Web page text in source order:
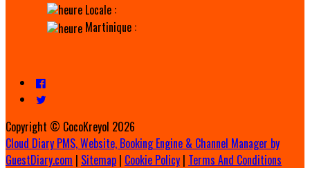
Locale :
Martinique :
Copyright © CocoKreyol 2026
Cloud Diary PMS, Website, Booking Engine & Channel Manager by
GuestDiary.com | Sitemap | Cookie Policy | Terms And Conditions